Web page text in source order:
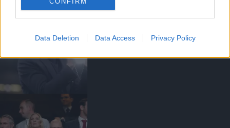
Data Deletion Data Access Privacy Policy
CARRICKET FOGJA AJÁNLANI
NEK